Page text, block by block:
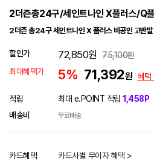
2더즌총24구/세인트나인 X플러스/Q
2더즌 총24구 세인트나인 X 플러스 비공인 고반
할인가 72,850원 75,100원
최대혜택가
5% 71,392원 혜택
적립 최대 e.POINT 적립 1,458P
배송비
무료배송
카드혜택 카드사별 무이자 혜택 >